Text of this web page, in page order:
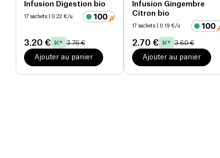
Infusion Digestion bio
17 sachets | 0.22 €/u
3.20 € 3.76 €
Ajouter au panier
Infusion Gingembre
Citron bio
17 sachets | 0.19 €/u
2.70 € 3.60 €
Ajouter au panier